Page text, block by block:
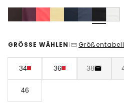
GRÖSSE WÄHLEN |
34 36 38
46